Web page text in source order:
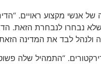
אנשי מקצוע ראויים.
נבחרו לנבחרת הזאת.
לבד את המדינה
דירקטורים. “התמהיל